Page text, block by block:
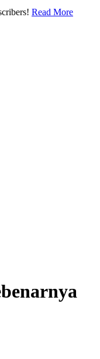
Read More